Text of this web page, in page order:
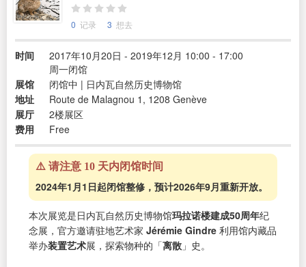
0 记录 3 想去
时间
2017年10月20日 - 2019年12月 10:00 - 17:00
周一闭馆
展馆
闭馆中 | 日内瓦自然历史博物馆
地址
Route de Malagnou 1, 1208 Genève
展厅
2楼展区
费用
Free
⚠️ 请注意 10 天内闭馆时间
2024年1月1日起闭馆整修，预计2026年9月重新开放。
本次展览是日内瓦自然历史博物馆玛拉诺楼建成50周年纪
念展，官方邀请驻地艺术家 Jérémie Gindre 利用馆内藏品
举办装置艺术展，探索物种的「离散 」史。